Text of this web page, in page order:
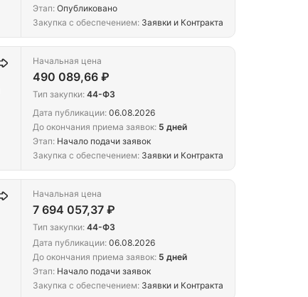
Этап: Опубликовано
Закупка с обеспечением: Заявки и Контракта
Начальная цена
490 089,66 ₽
Тип закупки: 44-ФЗ
Дата публикации: 06.08.2026
До окончания приема заявок: 5 дней
Этап: Начало подачи заявок
Закупка с обеспечением: Заявки и Контракта
Начальная цена
7 694 057,37 ₽
Тип закупки: 44-ФЗ
Дата публикации: 06.08.2026
До окончания приема заявок: 5 дней
Этап: Начало подачи заявок
Закупка с обеспечением: Заявки и Контракта